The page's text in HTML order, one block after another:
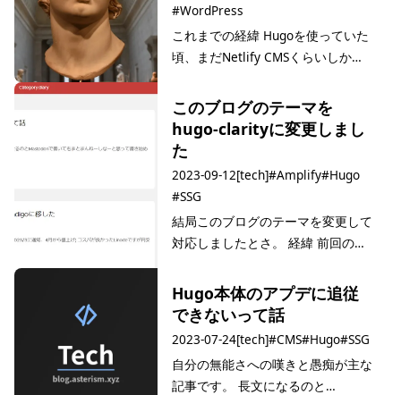
#WordPress
これまでの経緯 Hugoを使っていた
頃、まだNetlify CMSくらいしか個
CMSの選択肢が無かった覚えがあり
ます。(strapiとかmicroCMSとかも
全然あったけど、まぁブログ用途レ
ベルで使うかって言…
このブログのテーマを
hugo-clarityに変更しまし
た
2023-09-12[tech]#Amplify#Hugo
#SSG
結局このブログのテーマを変更して
対応しましたとさ。 経緯 前回の記
ないって話 私はweb周りに疎いの
でhugoのテーマは他人産のを使い
たい でもHugo本体のアプデ方針が
バカ 前衛的でテーマのメンテナン
ス…
Hugo本体のアプデに追従
できないって話
2023-07-24[tech]#CMS#Hugo#SSG
自分の無能さへの嘆きと愚痴が主な
記事です。 長文になるのと